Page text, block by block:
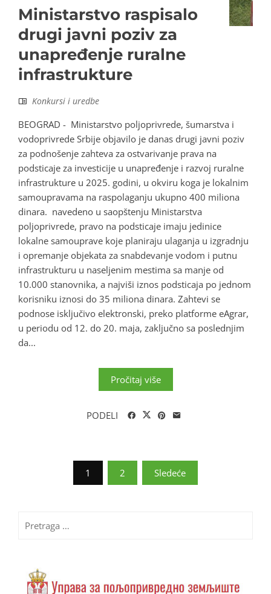
Ministarstvo raspisalo
drugi javni poziv za
unapređenje ruralne
infrastrukture
Konkursi i uredbe
BEOGRAD - Ministarstvo poljoprivrede, šumarstva i
vodoprivrede Srbije objavilo je danas drugi javni poziv
za podnošenje zahteva za ostvarivanje prava na
podsticaje za investicije u unapređenje i razvoj ruralne
infrastrukture u 2025. godini, u okviru koga je lokalnim
samoupravama na raspolaganju ukupno 400 miliona
dinara. navedeno u saopštenju Ministarstva
poljoprivrede, pravo na podsticaje imaju jedinice
lokalne samouprave koje planiraju ulaganja u izgradnju
i opremanje objekata za snabdevanje vodom i putnu
infrastrukturu u naseljenim mestima sa manje od
10.000 stanovnika, a najviši iznos podsticaja po jednom
korisniku iznosi do 35 miliona dinara. Zahtevi se
podnose isključivo elektronski, preko platforme eAgrar,
u periodu od 12. do 20. maja, zaključno sa poslednjim
da...
Pročitaj više
PODELI
Paginacija
članaka
1 2 Sledeće
za: